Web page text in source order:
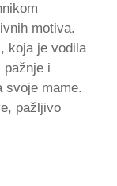
motiva.
koja je vodila
pažnje i
svoje mame.
pažljivo